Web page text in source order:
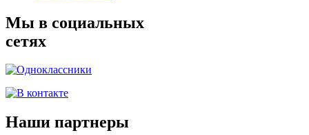
Мы в социальных
сетях
Наши партнеры